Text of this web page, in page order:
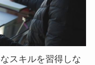
スキルを習得しな